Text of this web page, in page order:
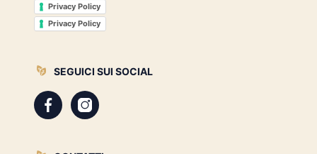
Privacy Policy
Privacy Policy
SEGUICI SUI SOCIAL